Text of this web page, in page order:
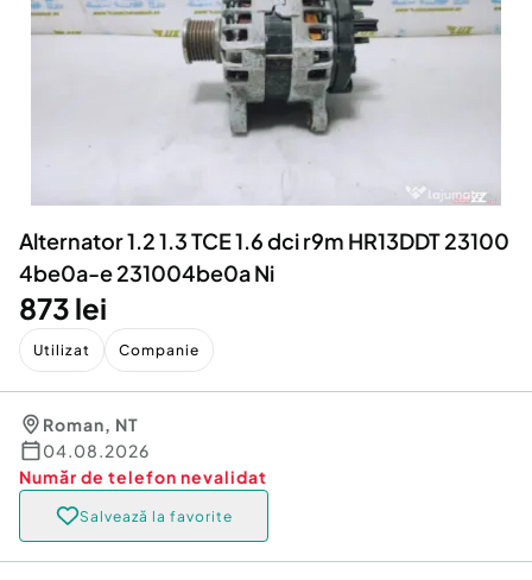
Servicii
Animale de companie
Afaceri și echipamente profesionale
Inchiriere Bunuri si Vehicule
Utilaje agricole si industriale
Piese auto si accesorii
Alternator 1.2 1.3 TCE 1.6 dci r9m HR13DDT 23100
4be0a-e 231004be0a Ni
873 lei
Utilizat Companie
Roman, NT
04.08.2026
Număr de telefon nevalidat
Salvează la favorite